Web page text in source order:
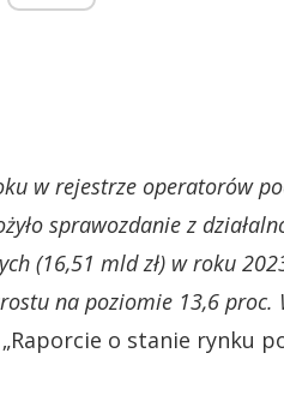
w rejestrze operatorów
sprawozdanie z
(16,51 mld zł) w roku
na poziomie 13,6
o stanie rynku